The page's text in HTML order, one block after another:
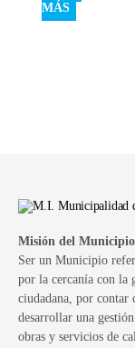
MÁS
Misión del Municipio
Ser un Municipio
por la cercanía con la
ciudadana, por
desarrollar una
obras y servicios de